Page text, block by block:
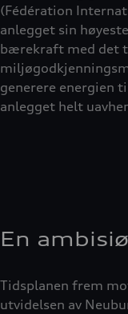
(Fédération
anlegget sin
bærekraft med det
generere energien
anlegget helt
En
Tidsplanen frem
utvidelsen av